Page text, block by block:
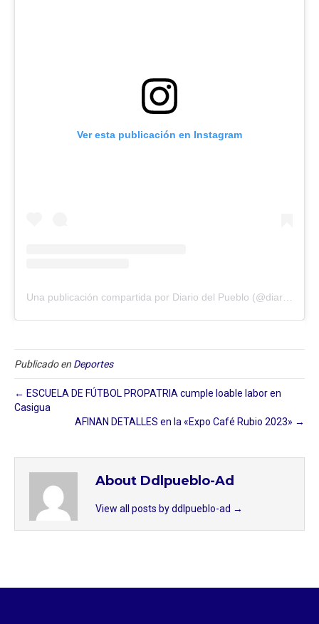
Ver esta publicación en Instagram
Publicado en Deportes
← ESCUELA DE FÚTBOL PROPATRIA cumple loable labor en
Casigua
AFINAN DETALLES en la «Expo Café Rubio 2023» →
About Ddlpueblo-Ad
View all posts by ddlpueblo-ad →